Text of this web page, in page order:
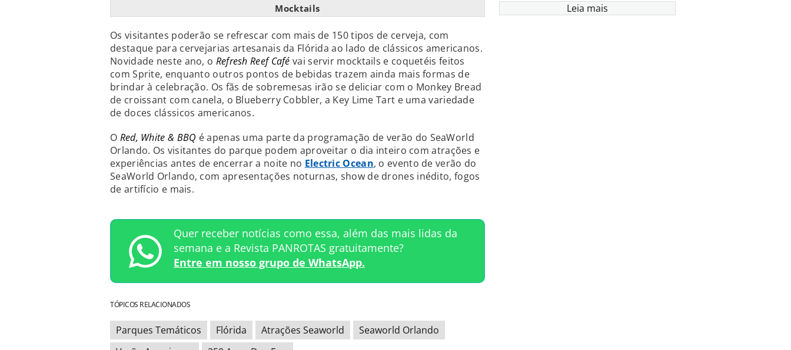
Mocktails
Os visitantes poderão se refrescar com mais de 150 tipos de cerveja, com
destaque para cervejarias artesanais da Flórida ao lado de clássicos americanos.
Novidade neste ano, o Refresh Reef Café vai servir mocktails e coquetéis feitos
com Sprite, enquanto outros pontos de bebidas trazem ainda mais formas de
brindar à celebração. Os fãs de sobremesas irão se deliciar com o Monkey Bread
de croissant com canela, o Blueberry Cobbler, a Key Lime Tart e uma variedade
de doces clássicos americanos.
O Red, White & BBQ é apenas uma parte da programação de verão do SeaWorld
Orlando. Os visitantes do parque podem aproveitar o dia inteiro com atrações e
experiências antes de encerrar a noite no Electric Ocean, o evento de verão do
SeaWorld Orlando, com apresentações noturnas, show de drones inédito, fogos
de artifício e mais.
Quer receber notícias como essa, além das mais lidas da
semana e a Revista PANROTAS gratuitamente?
Entre em nosso grupo de WhatsApp.
TÓPICOS RELACIONADOS
Parques Temáticos Flórida Atrações Seaworld
Seaworld Orlando
Leia mais